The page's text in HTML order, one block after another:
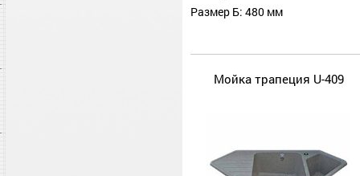
Размер Б: 480 мм
Мойка трапеция U-409